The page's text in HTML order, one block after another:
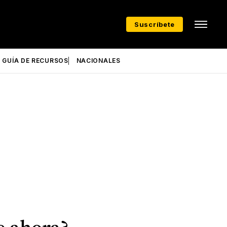
Suscríbete
GUÍA DE RECURSOS NACIONALES